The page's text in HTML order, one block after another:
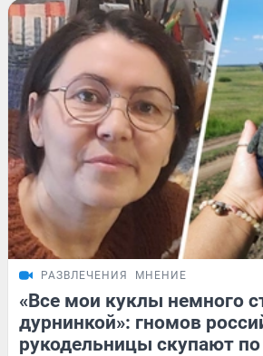
РАЗВЛЕЧЕНИЯ МНЕНИЕ
«Все мои куклы немного
дурнинкой»: гномов
рукодельницы скупают